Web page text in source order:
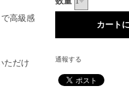
高級感
ただけ
通報する